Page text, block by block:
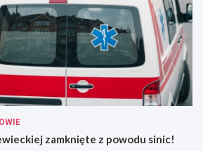
zamknięte z powodu sinic!